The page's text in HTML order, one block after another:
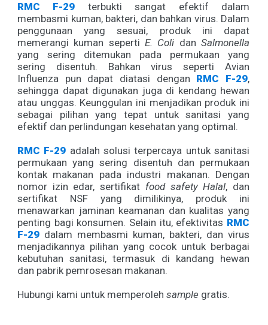
RMC F-29 terbukti sangat efektif dalam
membasmi kuman, bakteri, dan bahkan virus. Dalam
penggunaan yang sesuai, produk ini dapat
memerangi kuman seperti E. Coli danSalmonella
yang sering ditemukan pada permukaan yang
sering disentuh. Bahkan virus seperti Avian
Influenza pun dapat diatasi dengan RMC F-29,
sehingga dapat digunakan juga di kendang hewan
atau unggas. Keunggulan ini menjadikan produk ini
sebagai pilihan yang tepat untuk sanitasi yang
efektif dan perlindungan kesehatan yang optimal.
RMC F-29 adalah solusi terpercaya untuk sanitasi
permukaan yang sering disentuh dan permukaan
kontak makanan pada industri makanan. Dengan
nomor izin edar, sertifikat food safety Halal, dan
sertifikat NSF yang dimilikinya, produk ini
menawarkan jaminan keamanan dan kualitas yang
penting bagi konsumen. Selain itu, efektivitas RMC
F-29 dalam membasmi kuman, bakteri, dan virus
menjadikannya pilihan yang cocok untuk berbagai
kebutuhan sanitasi, termasuk di kandang hewan
dan pabrik pemrosesan makanan.
Hubungi kami untuk memperoleh sample gratis.